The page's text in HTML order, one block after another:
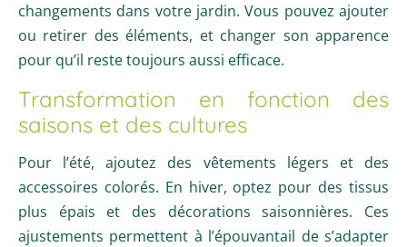
changements dans votre jardin. Vous pouvez ajouter
ou retirer des éléments, et changer son apparence
pour qu’il reste toujours aussi efficace.
Transformation en fonction des
saisons et des cultures
Pour l’été, ajoutez des vêtements légers et des
accessoires colorés. En hiver, optez pour des tissus
plus épais et des décorations saisonnières. Ces
ajustements permettent à l’épouvantail de s’adapter